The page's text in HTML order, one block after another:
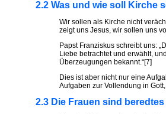
2.2 Was und wie soll Kirche
Wir sollen als Kirche nicht
zeigt uns Jesus, wir sollen uns
Papst Franziskus schreibt uns:
Liebe betrachtet und erwählt,
Überzeugungen bekannt.“[7]
Dies ist aber nicht nur eine
Aufgaben zur Vollendung in
2.3 Die Frauen sind